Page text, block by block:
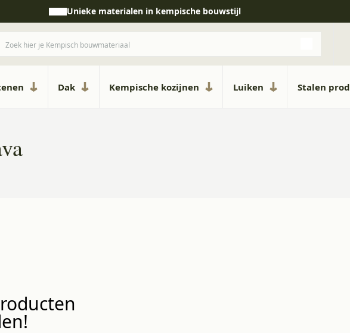
Unieke materialen in kempische bouwstijl Meer
Dak Kempische kozijnen Luiken Stalen